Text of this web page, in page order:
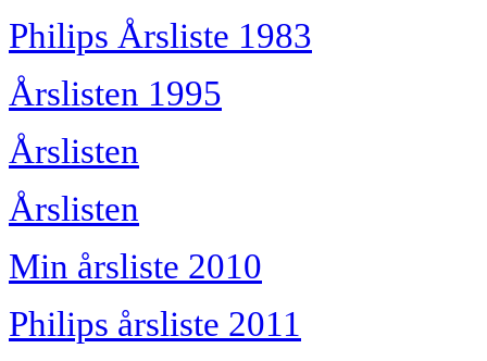
Philips Årsliste 1983
Årslisten 1995
Årslisten
Årslisten
Min årsliste 2010
Philips årsliste 2011